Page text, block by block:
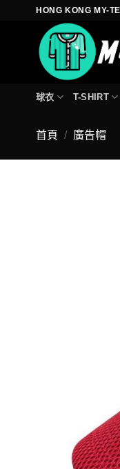
HONG KONG MY-
球衣 T-SHIRT
首頁 / 廣告帽